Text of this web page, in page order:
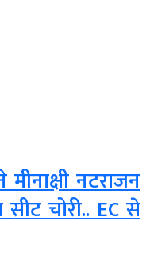
नटराजन
चोरी.. EC से